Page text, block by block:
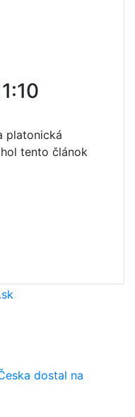
platonická
tento článok
dostal na